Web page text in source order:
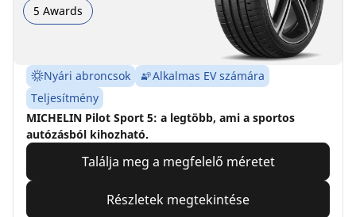
5 Awards
Nyári abroncsok
Alkalmas EV számára
Teljesítmény
MICHELIN Pilot Sport 5: a legtöbb, ami a sportos
autózásból kihozható.
Találja meg a megfelelő méretet
Részletek megtekintése